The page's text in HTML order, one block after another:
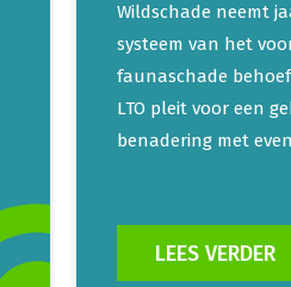
Wildschade neemt
systeem van het
faunaschade
LTO pleit voor een
benadering met
LEES VERDER